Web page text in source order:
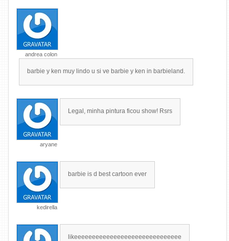
andrea colon
barbie y ken muy lindo u si ve barbie y ken in barbieland.
aryane
Legal, minha pintura ficou show! Rsrs
kedirella
barbie is d best cartoon ever
likeeeeeeeeeeeeeeeeeeeeeeeeeeeeee